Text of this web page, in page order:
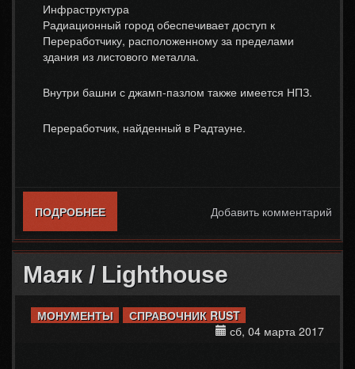
Инфраструктура
Радиационный город обеспечивает доступ к
Переработчику, расположенному за пределами
здания из листового металла.
Внутри башни с джамп-пазлом также имеется НПЗ.
Переработчик, найденный в Радтауне.
ПОДРОБНЕЕО РАДИАЦИОННЫЙ ГОРОД / RADTOWN
Добавить комментарий
Маяк / Lighthouse
МОНУМЕНТЫ
СПРАВОЧНИК RUST
сб, 04 марта 2017